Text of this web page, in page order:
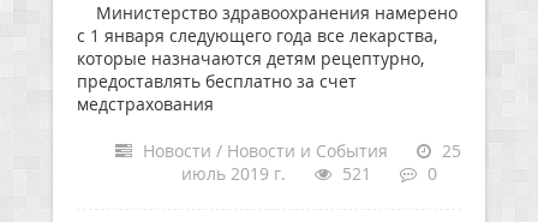
Министерство здравоохранения намерено
с 1 января следующего года все лекарства,
которые назначаются детям рецептурно,
предоставлять бесплатно за счет
медстрахования
Новости / Новости и События
25
июль 2019 г.
521 0